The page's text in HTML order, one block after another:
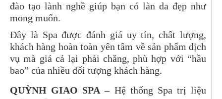
đào tạo lành nghề giúp bạn có làn da đẹp như
mong muốn.
Đây là Spa được đánh giá uy tín, chất lượng,
khách hàng hoàn toàn yên tâm về sản phẩm dịch
vụ mà giá cả lại phải chăng, phù hợp với “hầu
bao” của nhiều đối tượng khách hàng.
QUỲNH GIAO SPA – Hệ thống Spa trị liệu